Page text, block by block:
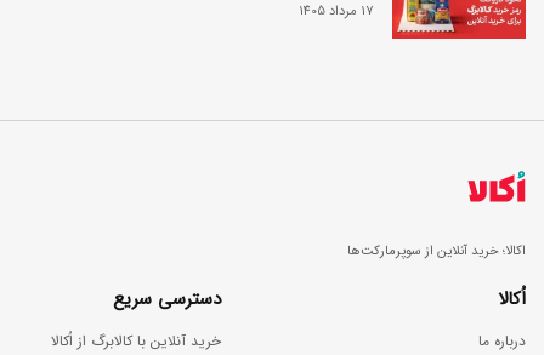
17 مرداد 1405
اکالا؛ خرید آنلاین از سوپرمارکت‌ها
اُکالا
درباره ما
دسترسی سریع
خرید آنلاین با کالابرگ از اُکالا